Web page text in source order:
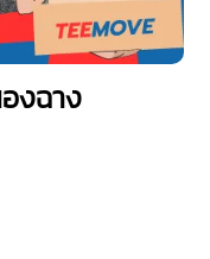
งฉาง